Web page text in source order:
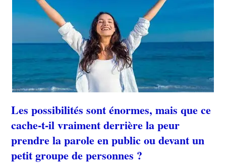
Les possibilités sont énormes, mais que ce
cache-t-il vraiment derrière la peur
prendre la parole en public ou devant un
petit groupe de personnes ?